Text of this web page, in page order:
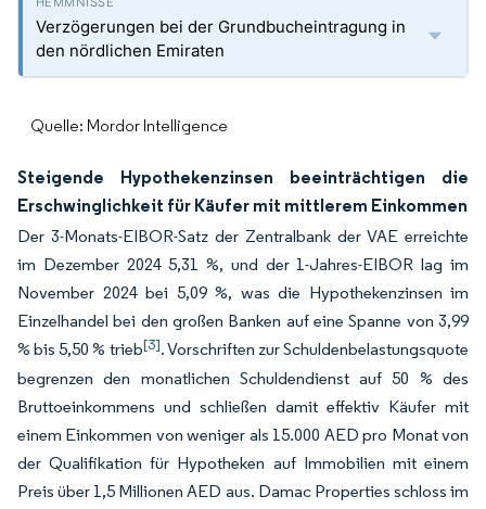
Verzögerungen bei der Grundbucheintragung in
den nördlichen Emiraten
Quelle: Mordor Intelligence
Steigende Hypothekenzinsen beeinträchtigen die
Erschwinglichkeit für Käufer mit mittlerem Einkommen
Der 3-Monats-EIBOR-Satz der Zentralbank der VAE erreichte
im Dezember 2024 5,31 %, und der 1-Jahres-EIBOR lag im
November 2024 bei 5,09 %, was die Hypothekenzinsen im
Einzelhandel bei den großen Banken auf eine Spanne von 3,99
% bis 5,50 % trieb[3]. Vorschriften zur Schuldenbelastungsquote
begrenzen den monatlichen Schuldendienst auf 50 % des
Bruttoeinkommens und schließen damit effektiv Käufer mit
einem Einkommen von weniger als 15.000 AED pro Monat von
der Qualifikation für Hypotheken auf Immobilien mit einem
Preis über 1,5 Millionen AED aus. Damac Properties schloss im